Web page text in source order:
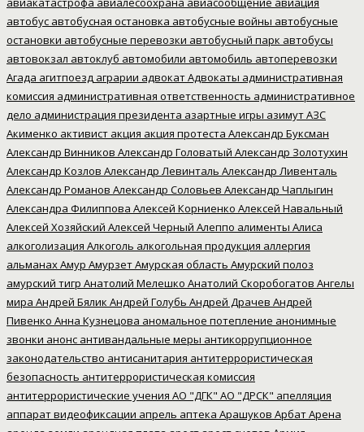
автобус автобусная остановка автобусные войны автобусные
остановки автобусные перевозки автобусный парк автобусы
автовокзал автоклуб автомобили автомобиль автоперевозки
Агада агитпоезд аграрии адвокатАдвокаты административная
комиссия административная ответственность административное
дело администрация президента азартные игры азимутАЗС
Акименко активист акция акция протеста Александр Буксман
Александр Винников Александр Головатый Александр Золотухин
Александр Козлов Александр Левинталь Александр Ливенталь
Александр Романов Александр Соловьев Александр Чаплыгин
Александра Филиппова Алексей Корниенко Алексей Навальный
Алексей Хозяйский Алексей Черный Алеппо алименты Алиса
алкоголизация Алкоголь алкогольная продукция аллергия
альманахАмур АмурзетАмурская область Амурский полоз
амурский тигр Анатолий Мелешко Анатолий Скоробогатов Ангелы
мира Андрей Бялик Андрей Голубь Андрей Драчев Андрей
Пивенко Анна Кузнецова аномальное потепление анонимные
звонки анонс антивандальные меры антикоррупционное
законодательство антисанитария антитеррористическая
безопасность антитеррористическая комиссия
антитеррористические учения АО "ДГК" АО "ДРСК" апелляция
аппарат видеофиксации апрель аптека Арашуков АрбатАрена